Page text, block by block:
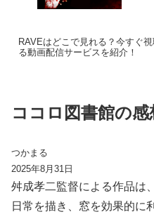
RAVEはどこで見れる？今すぐ視
る動画配信サービスを紹介！
ココロ図書館の感
つかまる
2025年8月31日
舛成孝二監督による作品は
日常を描き、窓を効果的に